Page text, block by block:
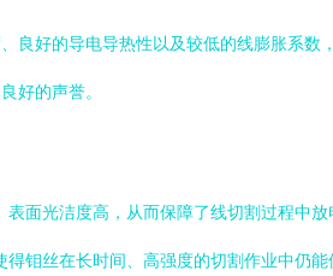
良好的导电导热性以及较低的线膨胀系
好的声誉。
面光洁度高，从而保障了线切割过程中放
钼丝在长时间、高强度的切割作业中仍